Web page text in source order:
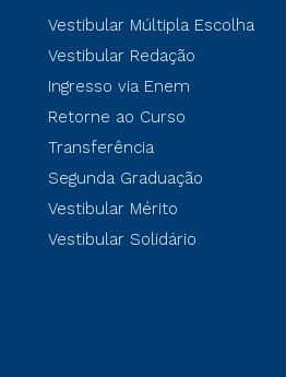
Vestibular Múltipla Escolha
Vestibular Redação
Ingresso via Enem
Retorne ao Curso
Transferência
Segunda Graduação
Vestibular Mérito
Vestibular Solidário